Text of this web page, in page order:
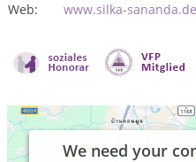
Web:
www.silka-sananda.de
We need your